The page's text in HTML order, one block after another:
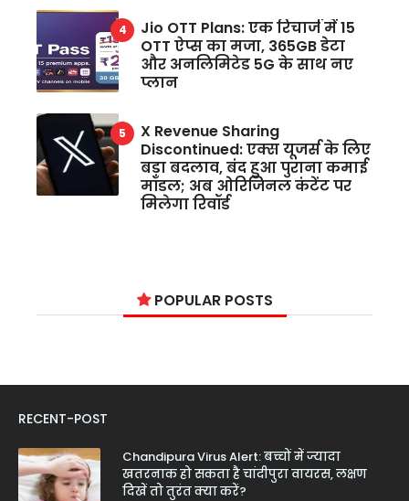
Jio OTT Plans: एक रिचार्ज में 15
OTT ऐप्स का मजा, 365GB डेटा
और अनलिमिटेड 5G के साथ नए
प्लान
X Revenue Sharing
Discontinued: एक्स यूजर्स के लिए
बड़ा बदलाव, बंद हुआ पुराना कमाई
मॉडल; अब ओरिजिनल कंटेंट पर
मिलेगा रिवॉर्ड
POPULAR POSTS
RECENT-POST
Chandipura Virus Alert: बच्चों में ज्यादा
खतरनाक हो सकता है चांदीपुरा वायरस, लक्षण
दिखें तो तुरंत क्या करें?